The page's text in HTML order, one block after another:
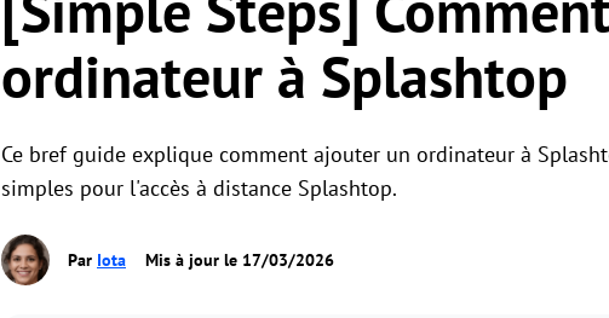
Contrôle à distance global
Contrôler des serveurs à l'étranger en
toute simplicité
Gestion des
Gérer les accès
ordinateur à Splashtop
Ce bref guide explique comment ajouter un ordinateur à
simples pour l'accès à distance Splashtop.
Par Iota Mis à jour le 17/03/2026